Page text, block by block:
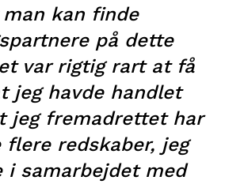
man kan finde
på dette
var rigtig rart at få
jeg havde handlet
jeg fremadrettet har
flere redskaber, jeg
i samarbejdet med